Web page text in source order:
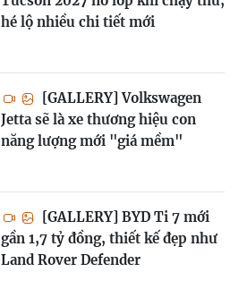
hé lộ nhiều chi tiết mới
[GALLERY] Volkswagen
Jetta sẽ là xe thương hiệu con
năng lượng mới "giá mềm"
[GALLERY] BYD Ti 7 mới
gần 1,7 tỷ đồng, thiết kế đẹp như
Land Rover Defender